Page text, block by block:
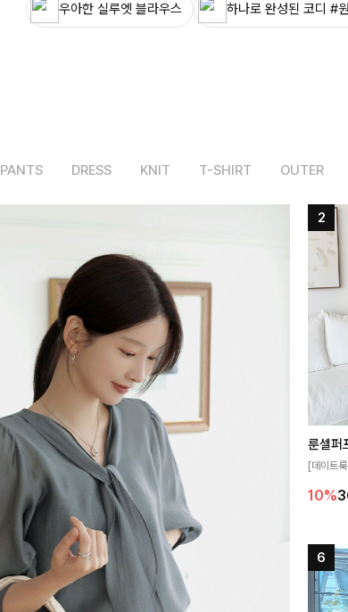
우아한 실루엣 블라우스 하나로 완성된 코디 #
PANTS DRESS KNIT T-SHIRT OUTER
룬셀퍼
[데이트
성해주는
즐기기
10%